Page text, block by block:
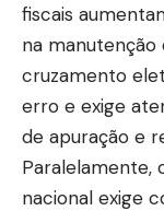
fiscais
na manutenção
cruzamento
erro e exige
de apuração e
Paralelamente,
nacional exige